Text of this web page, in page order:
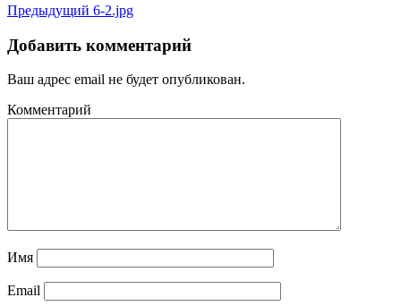
Навигация
по
записям
Предыдущая
Предыдущий 6-2.jpg
Добавить комментарий
Ваш адрес email не будет опубликован.
Комментарий
Имя
Email